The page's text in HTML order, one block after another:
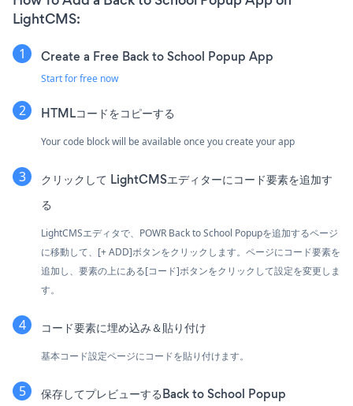
LightCMS:
Create a Free Back to School Popup App
Start for free now
HTMLコードをコピーする
Your code block will be available once you create your app
クリックして LightCMSエディターにコード要素を追加す
る
LightCMSエディタで、POWR Back to School Popupを追加するページ
に移動して、[+ ADD]ボタンをクリックします。ページにコード要素を
追加し、要素の上にある[コード]ボタンをクリックして設定を変更しま
す。
コード要素に埋め込み＆貼り付け
基本コード設定ページにコードを貼り付けます。
保存してプレビューするBack to School Popup